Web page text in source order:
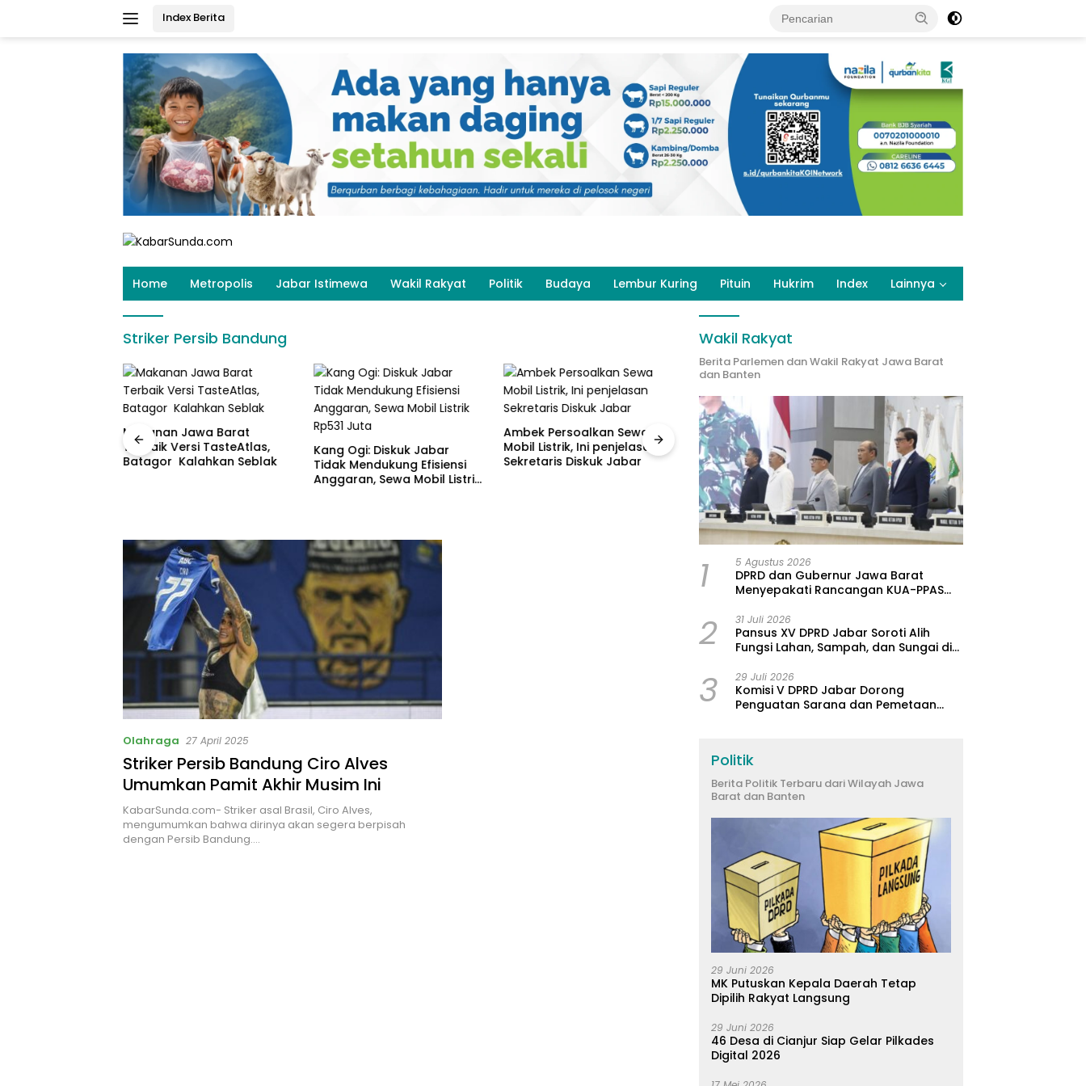
Index Berita
Home Metropolis Jabar Istimewa Wakil Rakyat Politik Budaya Lembur Kuring Pituin Hukrim Index Lainnya
Striker Persib Bandung
Makanan Jawa Barat
Terbaik Versi TasteAtlas,
Batagor Kalahkan Seblak
Kang Ogi: Diskuk Jabar
Tidak Mendukung Efisiensi
Anggaran, Sewa Mobil Listrik
Ambek Persoalkan Sewa
Mobil Listrik, Ini penjelasan
Sekretaris Diskuk Jabar
Yuke Mauliani Septina:
Rangkap Jabatan Secara
Regulasi Tidak Ada Masalah
Penguatan Kompetensi
Psikolog Klinis, Sekda Jabar:
Petugas Harus Datangi
Masyarakat
Olahraga 27 April 2025
Striker Persib Bandung Ciro Alves
Umumkan Pamit Akhir Musim Ini
KabarSunda.com- Striker asal Brasil, Ciro Alves,
mengumumkan bahwa dirinya akan segera berpisah
dengan Persib Bandung….
Wakil Rakyat
Berita Parlemen dan Wakil Rakyat Jawa Barat
dan Banten
1 5 Agustus 2026
DPRD dan Gubernur Jawa Barat
Menyepakati Rancangan KUA-PPAS
2 31 Juli 2026
Pansus XV DPRD Jabar Soroti Alih
Fungsi Lahan, Sampah, dan Sungai di
3 29 Juli 2026
Komisi V DPRD Jabar Dorong
Penguatan Sarana dan Pemetaan
Politik
Berita Politik Terbaru dari Wilayah Jawa
Barat dan Banten
29 Juni 2026
MK Putuskan Kepala Daerah Tetap
Dipilih Rakyat Langsung
29 Juni 2026
46 Desa di Cianjur Siap Gelar Pilkades
Digital 2026